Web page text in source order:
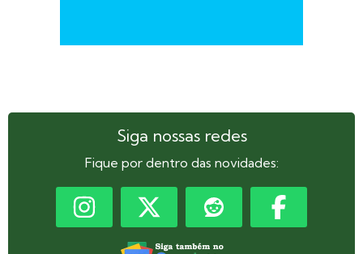
Siga nossas redes
Fique por dentro das novidades: